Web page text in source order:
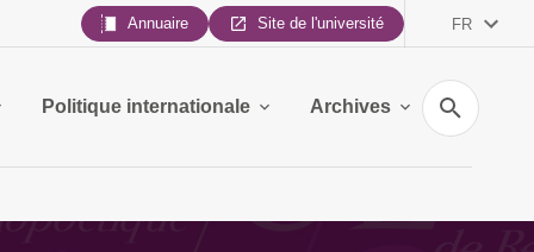
Annuaire Site de l'université FR
Politique internationale Archives
Recherche